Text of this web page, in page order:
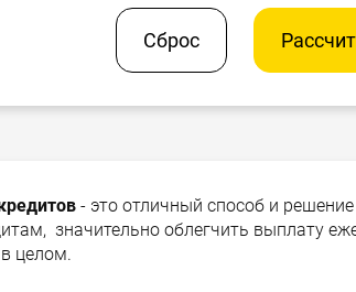
Сброс
- это отличный способ и
значительно облегчить выплату
целом.